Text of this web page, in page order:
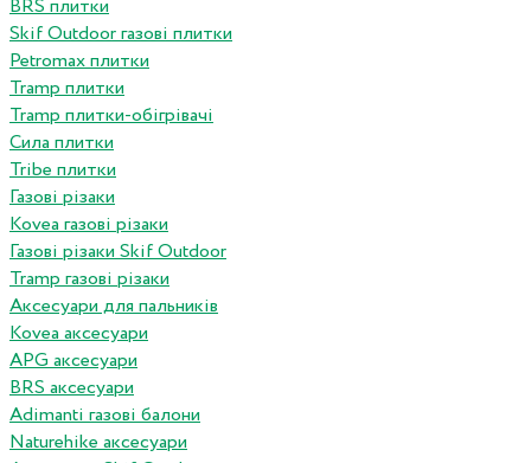
BRS плитки
Skif Outdoor газові плитки
Petromax плитки
Tramp плитки
Tramp плитки-обігрівачі
Сила плитки
Tribe плитки
Газові різаки
Kovea газові різаки
Газові різаки Skif Outdoor
Tramp газові різаки
Аксесуари для пальників
Kovea аксесуари
APG аксесуари
BRS аксесуари
Adimanti газові балони
Naturehike аксесуари